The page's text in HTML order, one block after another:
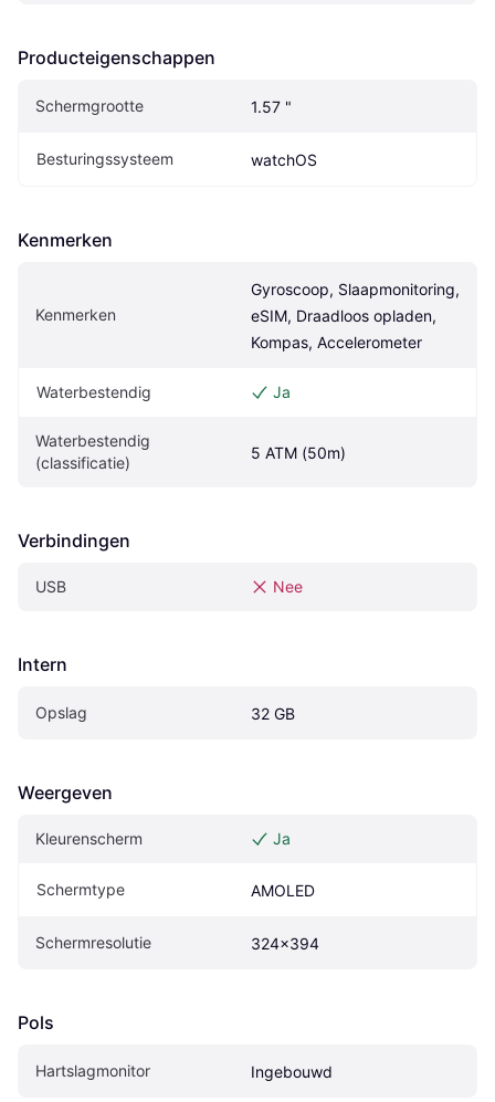
Producteigenschappen
Schermgrootte 1.57 "
Besturingssysteem watchOS
Kenmerken
Kenmerken
Gyroscoop, Slaapmonitoring,
eSIM, Draadloos opladen,
Kompas, Accelerometer
Waterbestendig Ja
Waterbestendig
(classificatie)
5 ATM (50m)
Verbindingen
USB Nee
Intern
Opslag 32 GB
Weergeven
Kleurenscherm Ja
Schermtype AMOLED
Schermresolutie 324x394
Pols
Hartslagmonitor Ingebouwd